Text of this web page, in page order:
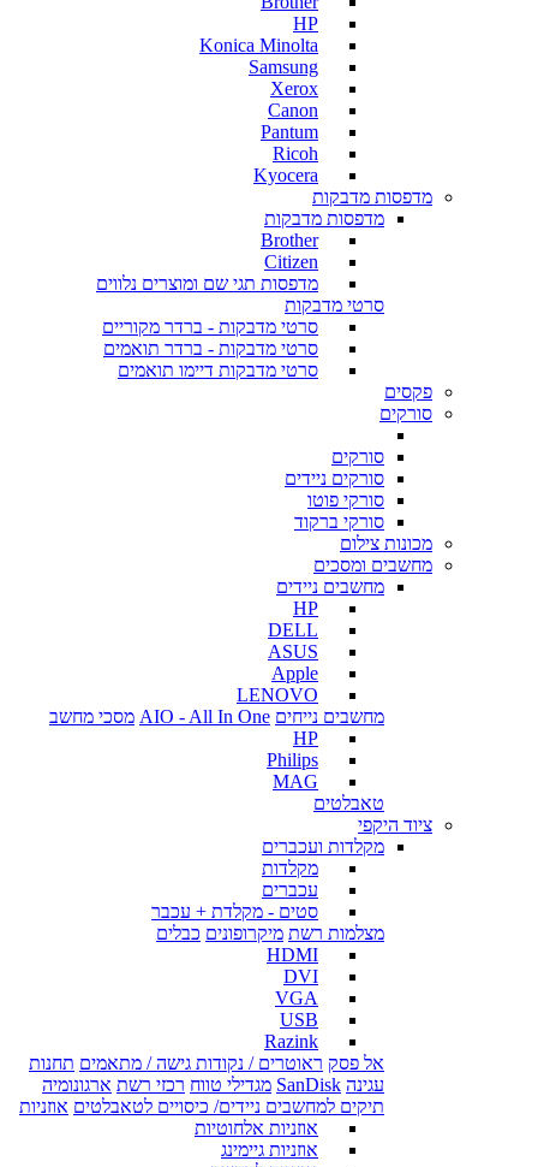
HP
Konica Minolta
Samsung
Xerox
Canon
Pantum
Ricoh
Kyocera
מדפסות מדבקות
מדפסות מדבקות
Brother
Citizen
מדפסות תגי שם ומוצרים נלווים
סרטי מדבקות
סרטי מדבקות - ברדר מקוריים
סרטי מדבקות - ברדר תואמים
סרטי מדבקות דיימו תואמים
פקסים
סורקים
סורקים
סורקים ניידים
סורקי פוטו
סורקי ברקוד
מכונות צילום
מחשבים ומסכים
מחשבים ניידים
HP
DELL
ASUS
Apple
LENOVO
מחשבים נייחים AIO - All In One מסכי מחשב
HP
Philips
MAG
טאבלטים
ציוד היקפי
מקלדות ועכברים
מקלדות
עכברים
סטים - מקלדת + עכבר
מצלמות רשת מיקרופונים כבלים
HDMI
DVI
VGA
USB
Razink
אל פסק ראוטרים / נקודות גישה / מתאמים תחנות
עגינה SanDisk מגדילי טווח רכזי רשת ארגונומיה
תיקים למחשבים ניידים/ כיסויים לטאבלטים אוזניות
אוזניות אלחוטיות
אוזניות גיימינג